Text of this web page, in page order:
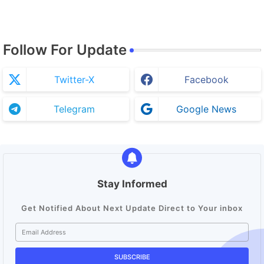
Follow For Update
Twitter-X Facebook
Telegram Google News
Stay Informed
Get Notified About Next Update Direct to Your inbox